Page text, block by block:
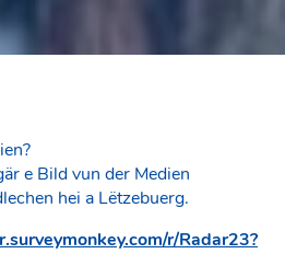
e Bild vun der Medien
hei a Lëtzebuerg.
r/Radar23?